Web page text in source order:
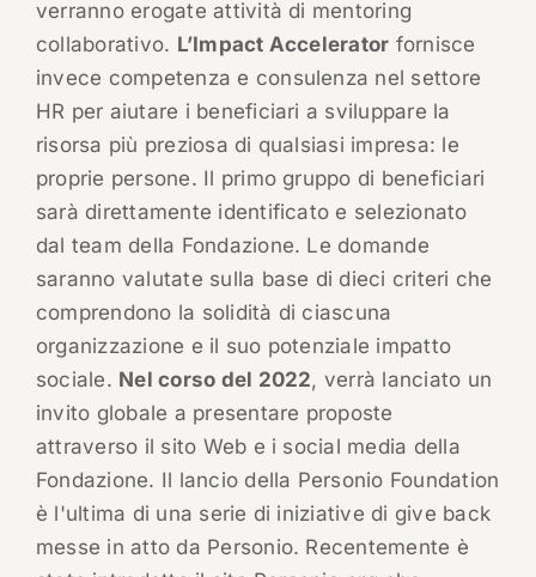
verranno erogate attività di mentoring
collaborativo. L’Impact Accelerator fornisce
invece competenza e consulenza nel settore
HR per aiutare i beneficiari a sviluppare la
risorsa più preziosa di qualsiasi impresa: le
proprie persone. Il primo gruppo di beneficiari
sarà direttamente identificato e selezionato
dal team della Fondazione. Le domande
saranno valutate sulla base di dieci criteri che
comprendono la solidità di ciascuna
organizzazione e il suo potenziale impatto
sociale. Nel corso del 2022, verrà lanciato un
invito globale a presentare proposte
attraverso il sito Web e i social media della
Fondazione. Il lancio della Personio Foundation
è l'ultima di una serie di iniziative di give back
messe in atto da Personio. Recentemente è